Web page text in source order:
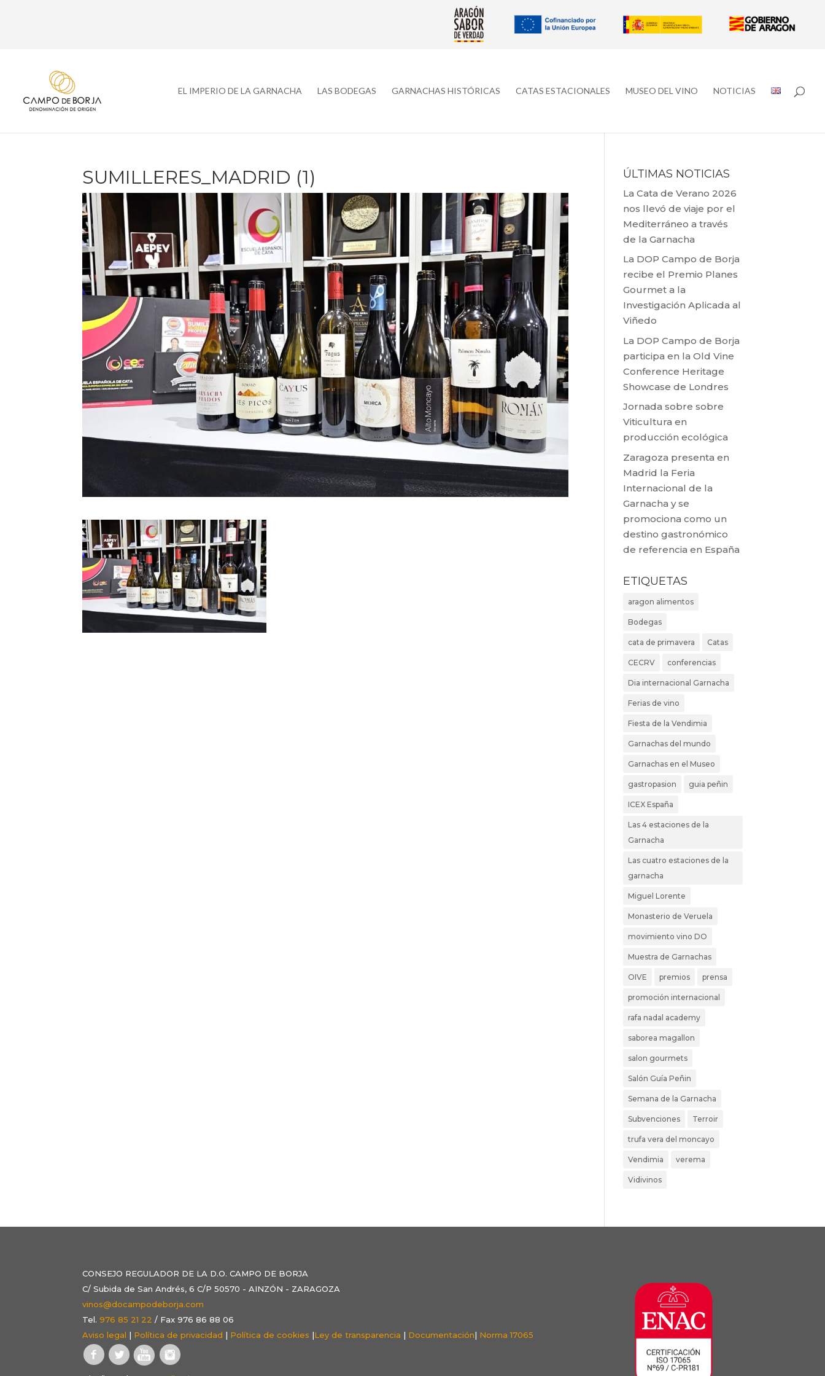
EL IMPERIO DE LA GARNACHA LAS BODEGAS GARNACHAS HISTÓRICAS CATAS ESTACIONALES MUSEO DEL VINO NOTICIAS
SUMILLERES_MADRID (1) ÚLTIMAS NOTICIAS
La Cata de Verano 2026
nos llevó de viaje por el
Mediterráneo a través
de la Garnacha
La DOP Campo de Borja
recibe el Premio Planes
Gourmet a la
Investigación Aplicada al
Viñedo
La DOP Campo de Borja
participa en la Old Vine
Conference Heritage
Showcase de Londres
Jornada sobre sobre
Viticultura en
producción ecológica
Zaragoza presenta en
Madrid la Feria
Internacional de la
Garnacha y se
promociona como un
destino gastronómico
de referencia en España
ETIQUETAS
aragon alimentos
Bodegas
cata de primavera Catas
CECRV conferencias
Dia internacional Garnacha
Ferias de vino
Fiesta de la Vendimia
Garnachas del mundo
Garnachas en el Museo
gastropasion guia peñin
ICEX España
Las 4 estaciones de la
Garnacha
Las cuatro estaciones de la
garnacha
Miguel Lorente
Monasterio de Veruela
movimiento vino DO
Muestra de Garnachas
OIVE premios prensa
promoción internacional
rafa nadal academy
saborea magallon
salon gourmets
Salón Guía Peñin
Semana de la Garnacha
Subvenciones Terroir
trufa vera del moncayo
Vendimia verema
Vidivinos
CONSEJO REGULADOR DE LA D.O. CAMPO DE BORJA
C/ Subida de San Andrés, 6 C/P 50570 - AINZÓN - ZARAGOZA
vinos@docampodeborja.com
Tel.976 85 21 22 / Fax 976 86 88 06
Aviso legal | Política de privacidad | Política de cookies |Ley de transparencia | Documentación| Norma 17065